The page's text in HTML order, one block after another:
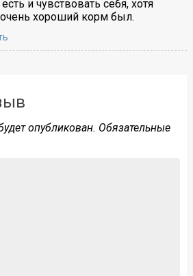
и чувствовать себя, хотя
хороший корм был.
опубликован. Обязательные